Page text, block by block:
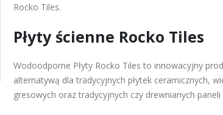
Rocko Tiles.
Płyty ścienne Rocko Tiles
Wodoodporne Płyty Rocko Tiles to innowacyjny
alternatywą dla tradycyjnych płytek ceramicznych,
gresowych oraz tradycyjnych czy drewnianych